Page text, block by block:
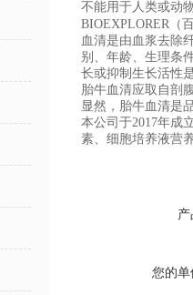
不能用于人类或动
BIOEXPLORER（
血清是由血浆去除
别、年龄、生理条
长或抑制生长活性
胎牛血清应取自剖
显然，胎牛血清是
本公司于2017年成
素、细胞培养液营
您的单